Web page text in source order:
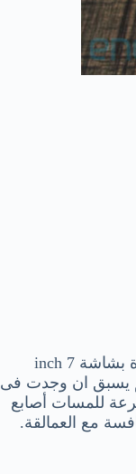
لكن الأحوال تغيرت كثيراً فى جوجل خلال الأربع سنوات الماضية فـ نيكسوس 7 ينافس الآن بقوة بشاشة 7 inch
لم يسبق ان وجدت فى
للمسات أصابع